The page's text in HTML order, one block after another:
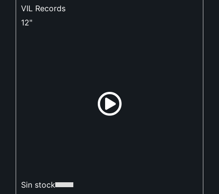
VIL Records
12"
Sin stock